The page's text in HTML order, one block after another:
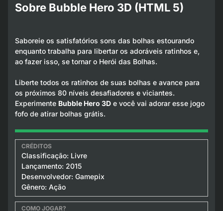
Sobre Bubble Hero 3D (HTML 5)
Saboreie os satisfatórios sons das bolhas estourando
enquanto trabalha para libertar os adoráveis ratinhos e,
ao fazer isso, se tornar o Herói das Bolhas.
Liberte todos os ratinhos de suas bolhas e avance para
os próximos 80 níveis desafiadores e viciantes.
Experimente Bubble Hero 3De você vai adorar esse jogo
fofo de atirar bolhas grátis.
Classificação: Livre
Lançamento: 2015
Desenvolvedor: Gamepix
Gênero: Ação